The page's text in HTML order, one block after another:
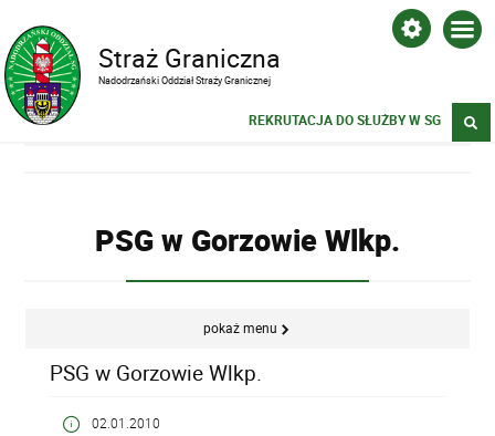
Straż Graniczna
Nadodrzański Oddział Straży Granicznej
REKRUTACJA DO SŁUŻBY W SG
PSG w Gorzowie Wlkp.
pokaż menu
PSG w Gorzowie Wlkp.
02.01.2010